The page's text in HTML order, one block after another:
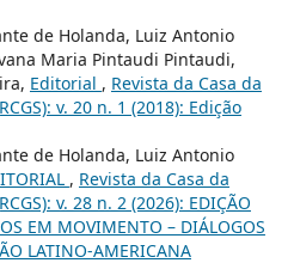
de Holanda, Luiz Antonio
Maria Pintaudi Pintaudi,
Editorial , Revista da Casa da
v. 20 n. 1 (2018): Edição
de Holanda, Luiz Antonio
, Revista da Casa da
v. 28 n. 2 (2026): EDIÇÃO
EM MOVIMENTO – DIÁLOGOS
LATINO-AMERICANA